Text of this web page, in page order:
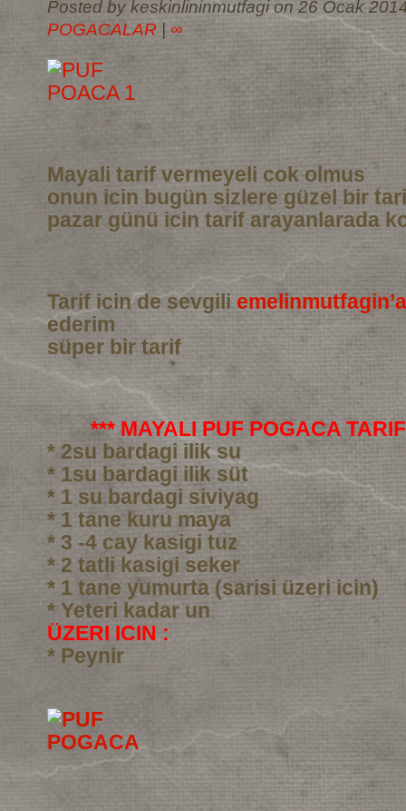
Posted by keskinlininmutfagi on 26 Ocak
POGACALAR
∞
Mayali tarif vermeyeli cok olmus
onun icin bugün sizlere güzel bir
pazar günü icin tarif arayanlarada
Tarif icin de sevgiliemelinmutfagin’a
ederim
süper bir tarif
*** MAYALI PUF POGACA
* 2su bardagi ilik su
* 1su bardagi ilik süt
* 1 su bardagi siviyag
* 1 tane kuru maya
* 3 -4 cay kasigi tuz
* 2 tatli kasigi seker
* 1 tane yumurta (sarisi üzeri icin)
* Yeteri kadar un
ÜZERI ICIN :
* Peynir